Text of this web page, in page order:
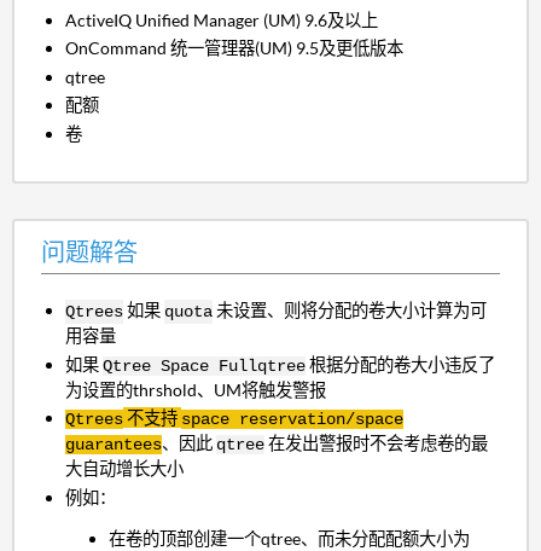
ActiveIQ Unified Manager (UM) 9.6及以上
OnCommand 统一管理器(UM) 9.5及更低版本
qtree
配额
卷
问题解答
Qtrees如果 quota未设置、则将分配的卷大小计算为可
用容量
如果Qtree Space Fullqtree根据分配的卷大小违反了
为设置的thrshold、UM将触发警报
Qtrees不支持 space reservation/space
guarantees、因此 qtree在发出警报时不会考虑卷的最
大自动增长大小
例如：
在卷的顶部创建一个qtree、而未分配配额大小为